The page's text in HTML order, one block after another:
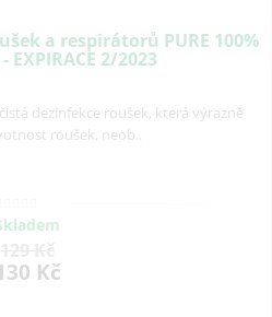
a respirátorů PURE 100%
EXPIRACE 2/2023
dezinfekce roušek, která výrazně
roušek, neob..
Kč